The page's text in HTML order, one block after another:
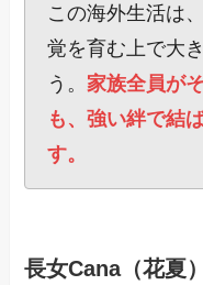
この海外生活は
覚を育む上で大
う。 家族全員が
も、強い絆で結
す。
長女Cana（花夏